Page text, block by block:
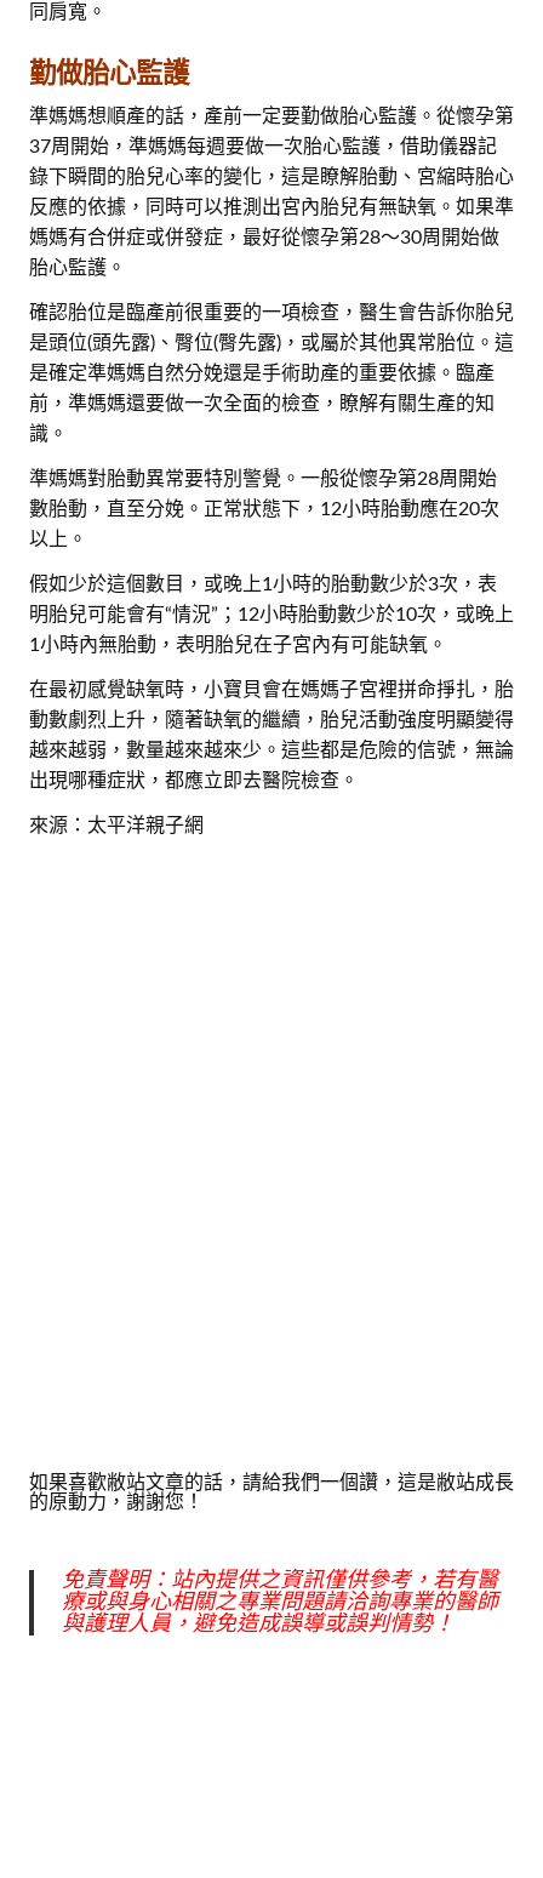
同肩寬。
勤做胎心監護
準媽媽想順產的話，產前一定要勤做胎心監護。從懷孕第
37周開始，準媽媽每週要做一次胎心監護，借助儀器記
錄下瞬間的胎兒心率的變化，這是瞭解胎動、宮縮時胎心
反應的依據，同時可以推測出宮內胎兒有無缺氧。如果準
媽媽有合併症或併發症，最好從懷孕第28～30周開始做
胎心監護。
確認胎位是臨產前很重要的一項檢查，醫生會告訴你胎兒
是頭位(頭先露)、臀位(臀先露)，或屬於其他異常胎位。這
是確定準媽媽自然分娩還是手術助產的重要依據。臨產
前，準媽媽還要做一次全面的檢查，瞭解有關生產的知
識。
準媽媽對胎動異常要特別警覺。一般從懷孕第28周開始
數胎動，直至分娩。正常狀態下，12小時胎動應在20次
以上。
假如少於這個數目，或晚上1小時的胎動數少於3次，表
明胎兒可能會有“情況”；12小時胎動數少於10次，或晚上
1小時內無胎動，表明胎兒在子宮內有可能缺氧。
在最初感覺缺氧時，小寶貝會在媽媽子宮裡拼命掙扎，胎
動數劇烈上升，隨著缺氧的繼續，胎兒活動強度明顯變得
越來越弱，數量越來越來少。這些都是危險的信號，無論
出現哪種症狀，都應立即去醫院檢查。
來源：太平洋親子網
如果喜歡敝站文章的話，請給我們一個讚，這是敝站成長
的原動力，謝謝您！
免責聲明：站內提供之資訊僅供參考，若有醫
療或與身心相關之專業問題請洽詢專業的醫師
與護理人員，避免造成誤導或誤判情勢！